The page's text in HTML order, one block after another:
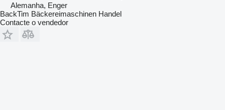
Alemanha, Enger
BackTim Bäckereimaschinen Handel
Contacte o vendedor